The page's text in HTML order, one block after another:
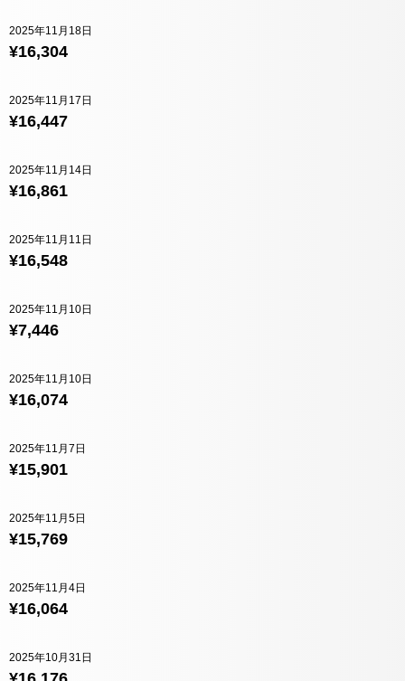
¥16,304
2025年11月18日
¥16,447
2025年11月17日
¥16,861
2025年11月14日
¥16,548
2025年11月11日
¥7,446
2025年11月10日
¥16,074
2025年11月10日
¥15,901
2025年11月7日
¥15,769
2025年11月5日
¥16,064
2025年11月4日
2025年10月31日